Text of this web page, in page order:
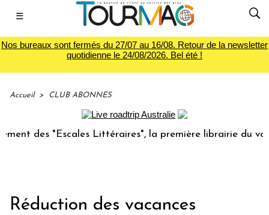
☰
Nos bureaux sont fermés du 27/07 au 16/08. Retour de la newsletter
quotidienne le 24/08/2026. Bel été !
Accueil > CLUB ABONNES
"Escales Littéraires", la première librairie du voyage
Réduction des vacances